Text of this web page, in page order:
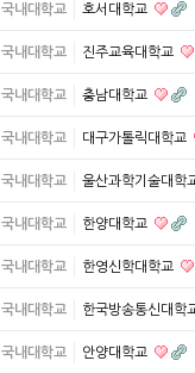
국내대학교 호서대학교
국내대학교 진주교육대학교
국내대학교 충남대학교
국내대학교 대구가톨릭대학교
국내대학교 울산과학기술대학
국내대학교 한양대학교
국내대학교 한영신학대학교
국내대학교 한국방송통신대학
국내대학교 안양대학교